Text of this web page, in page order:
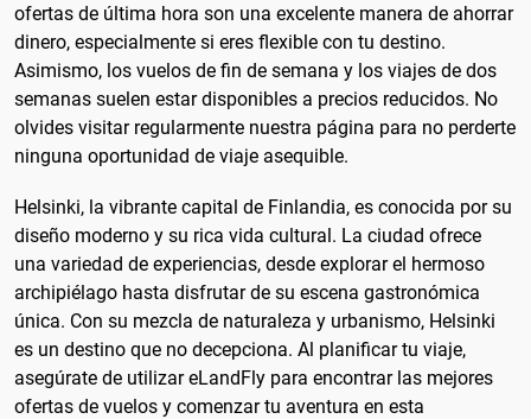
ofertas de última hora son una excelente manera de ahorrar
dinero, especialmente si eres flexible con tu destino.
Asimismo, los vuelos de fin de semana y los viajes de dos
semanas suelen estar disponibles a precios reducidos. No
olvides visitar regularmente nuestra página para no perderte
ninguna oportunidad de viaje asequible.
Helsinki, la vibrante capital de Finlandia, es conocida por su
diseño moderno y su rica vida cultural. La ciudad ofrece
una variedad de experiencias, desde explorar el hermoso
archipiélago hasta disfrutar de su escena gastronómica
única. Con su mezcla de naturaleza y urbanismo, Helsinki
es un destino que no decepciona. Al planificar tu viaje,
asegúrate de utilizar eLandFly para encontrar las mejores
ofertas de vuelos y comenzar tu aventura en esta